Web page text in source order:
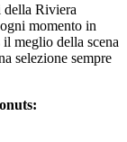
Riviera
momento in
meglio della scena
selezione sempre